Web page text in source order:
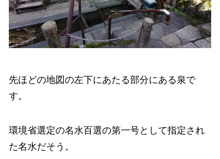
先ほどの地図の左下にあたる部分にある泉で
す。
環境省選定の名水百選の第一号として指定され
た名水だそう。